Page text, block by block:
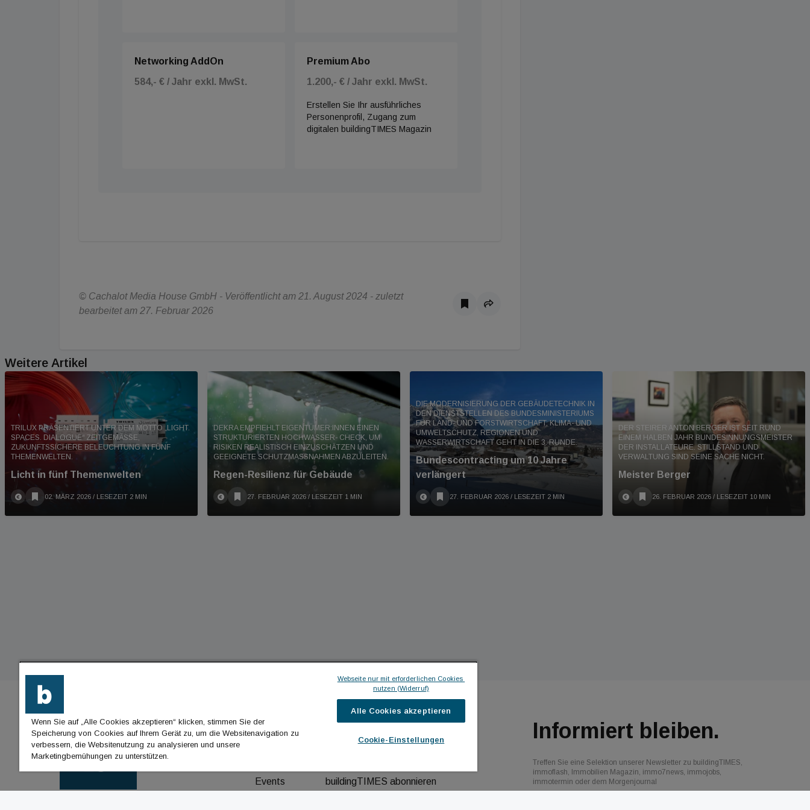
Networking AddOn
584,- € / Jahr exkl. MwSt.
Premium Abo
1.200,- € / Jahr exkl. MwSt.
Erstellen Sie Ihr ausführliches
Personenprofil, Zugang zum
digitalen buildingTIMES Magazin
© Cachalot Media House GmbH - Veröffentlicht am 21. August 2024 - zuletzt
bearbeitet am 27. Februar 2026
Weitere Artikel
TRILUX PRÄSENTIERT UNTER DEM MOTTO „LIGHT.
SPACES. DIALOGUE“ ZEITGEMÄSSE, Z
UKUNFTSSICHERE BELEUCHTUNG IN FÜNF T
HEMENWELTEN.
Licht in fünf Themenwelten
02. MÄRZ 2026 / LESEZEIT 2 MIN
DEKRA EMPFIEHLT EIGENTÜMER:INNEN EINEN
STRUKTURIERTEN HOCHWASSER- CHECK, UM
RISIKEN REALISTISCH EINZUSCHÄTZEN UND
GEEIGNETE SCHUTZMASSNAHMEN ABZULEITEN.
Regen-Resilienz für Gebäude
27. FEBRUAR 2026 / LESEZEIT 1 MIN
DIE MODERNISIERUNG DER GEBÄUDETECHNIK IN
DEN DIENSTSTELLEN DES BUNDESMINISTERIUMS
FÜR LAND- UND FORSTWIRTSCHAFT, KLIMA- UND
UMWELTSCHUTZ, REGIONEN UND
WASSERWIRTSCHAFT GEHT IN DIE 3. RUNDE.
Bundescontracting um 10 Jahre
verlängert
27. FEBRUAR 2026 / LESEZEIT 2 MIN
DER STEIRER ANTON BERGER IST SEIT RUND
EINEM HALBEN JAHR BUNDESINNUNGSMEISTER
DER INSTALLATEURE. STILLSTAND UND
VERWALTUNG SIND SEINE SACHE NICHT.
Meister Berger
26. FEBRUAR 2026 / LESEZEIT 10 MIN
BUILDINGTIMES
Events
ICH MÖCHTE ...
buildingTIMES abonnieren
Informiert bleiben.
Treffen Sie eine Selektion unserer Newsletter zu buildingTIMES,
immoflash, Immobilien Magazin, immo7news, immojobs,
immotermin oder dem Morgenjournal
Wenn Sie auf „Alle Cookies akzeptieren“ klicken, stimmen Sie der
Speicherung von Cookies auf Ihrem Gerät zu, um die Websitenavigation zu
verbessern, die Websitenutzung zu analysieren und unsere
Marketingbemühungen zu unterstützen.
Webseite nur mit erforderlichen Cookies
nutzen (Widerruf)
Alle Cookies akzeptieren
Cookie-Einstellungen